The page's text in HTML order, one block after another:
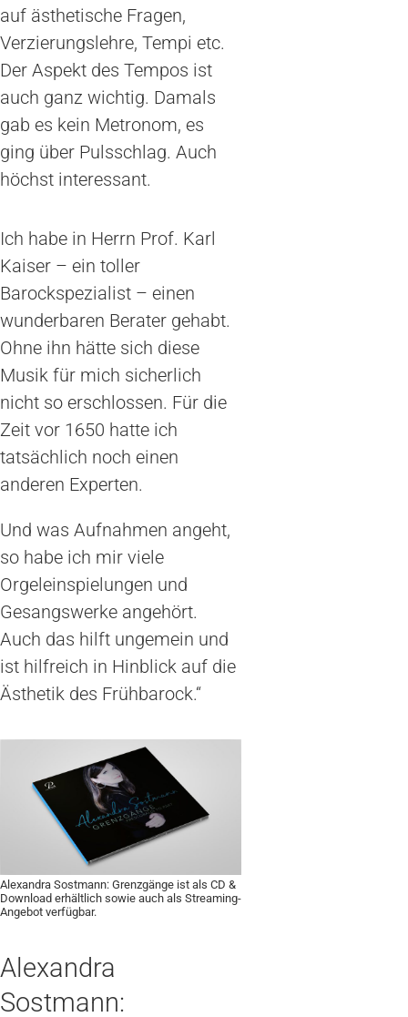
auf ästhetische Fragen,
Verzierungslehre, Tempi etc.
Der Aspekt des Tempos ist
auch ganz wichtig. Damals
gab es kein Metronom, es
ging über Pulsschlag. Auch
höchst interessant.
Ich habe in Herrn Prof. Karl
Kaiser – ein toller
Barockspezialist – einen
wunderbaren Berater gehabt.
Ohne ihn hätte sich diese
Musik für mich sicherlich
nicht so erschlossen. Für die
Zeit vor 1650 hatte ich
tatsächlich noch einen
anderen Experten.
Und was Aufnahmen angeht,
so habe ich mir viele
Orgeleinspielungen und
Gesangswerke angehört.
Auch das hilft ungemein und
ist hilfreich in Hinblick auf die
Ästhetik des Frühbarock.“
Alexandra Sostmann: Grenzgänge ist als CD &
Download erhältlich sowie auch als Streaming-
Angebot verfügbar.
Alexandra
Sostmann: